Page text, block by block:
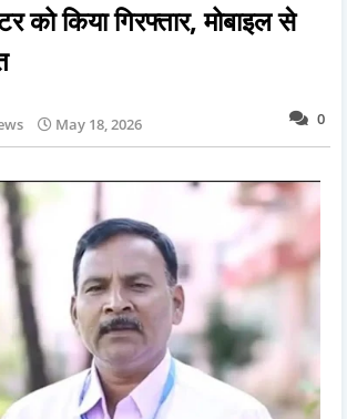
को किया गिरफ्तार, मोबाइल से
0
May 18, 2026